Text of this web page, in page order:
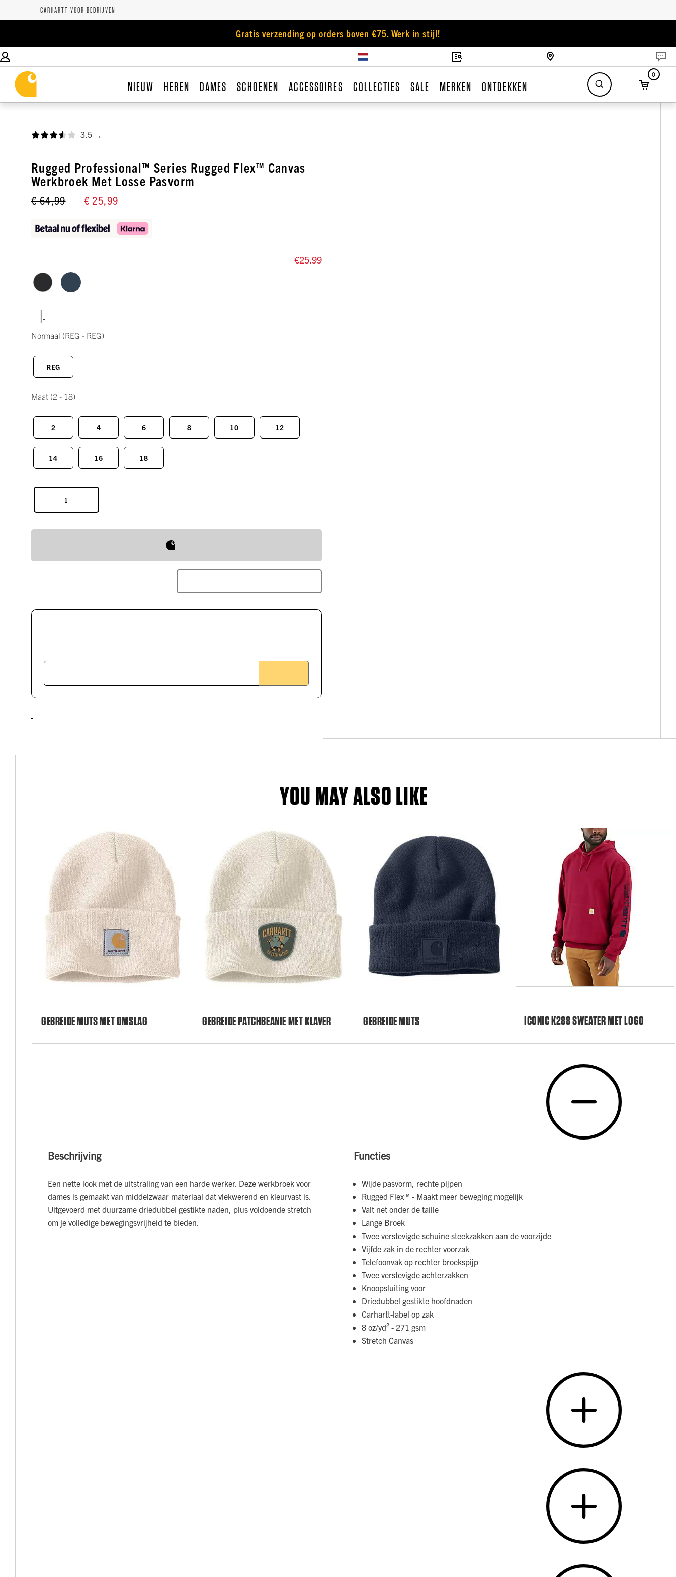
CARHARTT VOOR BEDRIJVEN
Gratis verzending op orders boven €75. Werk in stijl!
NIEUW HEREN DAMES SCHOENEN ACCESSOIRES COLLECTIES SALE MERKEN ONTDEKKEN
0
3.5
Rugged Professional™ Series Rugged Flex™ Canvas
Werkbroek Met Losse Pasvorm
€ 64,99 € 25,99
€25.99
|
Normaal (REG - REG)
REG
Maat (2 - 18)
2 4 6 8 10 12
14 16 18
YOU MAY ALSO LIKE
GEBREIDE MUTS MET OMSLAG GEBREIDE PATCHBEANIE MET KLAVER GEBREIDE MUTS ICONIC K288 SWEATER MET LOGO
Beschrijving
Een nette look met de uitstraling van een harde werker. Deze werkbroek voor
dames is gemaakt van middelzwaar materiaal dat vlekwerend en kleurvast is.
Uitgevoerd met duurzame driedubbel gestikte naden, plus voldoende stretch
om je volledige bewegingsvrijheid te bieden.
Functies
Wijde pasvorm, rechte pijpen
Rugged Flex™ - Maakt meer beweging mogelijk
Valt net onder de taille
Lange Broek
Twee verstevigde schuine steekzakken aan de voorzijde
Vijfde zak in de rechter voorzak
Telefoonvak op rechter broekspijp
Twee verstevigde achterzakken
Knoopsluiting voor
Driedubbel gestikte hoofdnaden
Carhartt-label op zak
8 oz/yd² - 271 gsm
Stretch Canvas